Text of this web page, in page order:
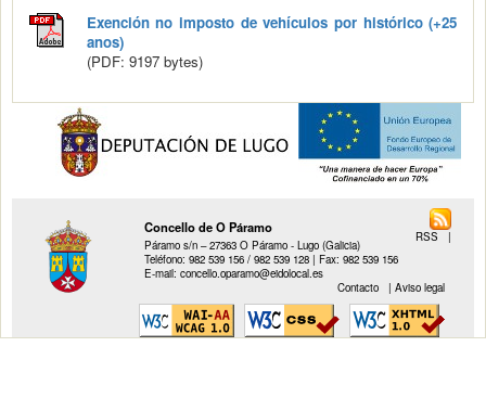
Exención no imposto de vehículos por histórico (+25
anos)
(PDF: 9197 bytes)
Concello de O Páramo
Páramo s/n – 27363 O Páramo - Lugo (Galicia)
Teléfono: 982 539 156 / 982 539 128 | Fax: 982 539 156
E-mail: concello.oparamo@eidolocal.es
RSS |
Contacto |Aviso legal